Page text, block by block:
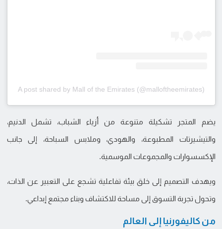
A post shared by Mall of the Emirates (@malloftheemirates)
يضم المتجر تشكيلة متنوعة من أزياء الشباب، تشمل الدنيم،
والتيشيرتات المطبوعة، والهودي، وملابس السباحة، إلى جانب
الإكسسوارات والمجموعات الموسمية.
ويهدف التصميم إلى خلق بيئة تفاعلية تشجع على التعبير عن الذات،
وتحول تجربة التسوق إلى مساحة للاكتشاف وبناء مجتمع إبداعي.
من كاليفورنيا إلى العالم